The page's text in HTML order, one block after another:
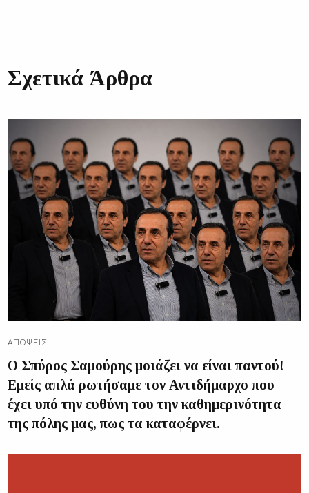
Σχετικά Άρθρα
ΑΠΌΨΕΙΣ
Ο Σπύρος Σαμούρης μοιάζει να είναι παντού!
Εμείς απλά ρωτήσαμε τον Αντιδήμαρχο που
έχει υπό την ευθύνη του την καθημερινότητα
της πόλης μας, πως τα καταφέρνει.